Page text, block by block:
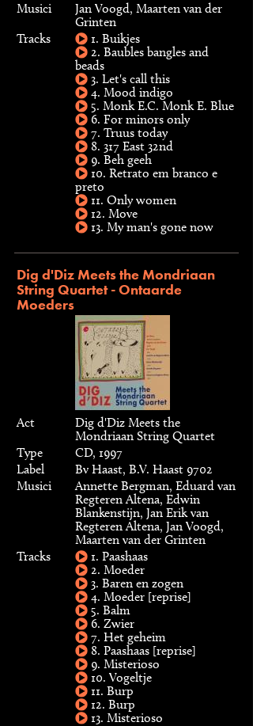
Musici
Jan Voogd, Maarten van der
Grinten
Tracks
1. Buikjes
2. Baubles bangles and
beads
3. Let's call this
4. Mood indigo
5. Monk E.C. Monk E. Blue
6. For minors only
7. Truus today
8. 317 East 32nd
9. Beh geeh
10. Retrato em branco e
preto
11. Only women
12. Move
13. My man's gone now
Dig d'Diz Meets the Mondriaan
String Quartet - Ontaarde
Moeders
Act
Dig d'Diz Meets the
Mondriaan String Quartet
Type
CD, 1997
Label
Bv Haast, B.V. Haast 9702
Musici
Annette Bergman, Eduard van
Regteren Altena, Edwin
Blankenstijn, Jan Erik van
Regteren Altena, Jan Voogd,
Maarten van der Grinten
Tracks
1. Paashaas
2. Moeder
3. Baren en zogen
4. Moeder [reprise]
5. Balm
6. Zwier
7. Het geheim
8. Paashaas [reprise]
9. Misterioso
10. Vogeltje
11. Burp
12. Burp
13. Misterioso